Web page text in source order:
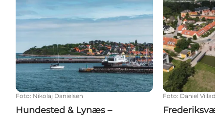
Foto: Nikolaj Danielsen
Hundested & Lynæs –
Foto: Daniel